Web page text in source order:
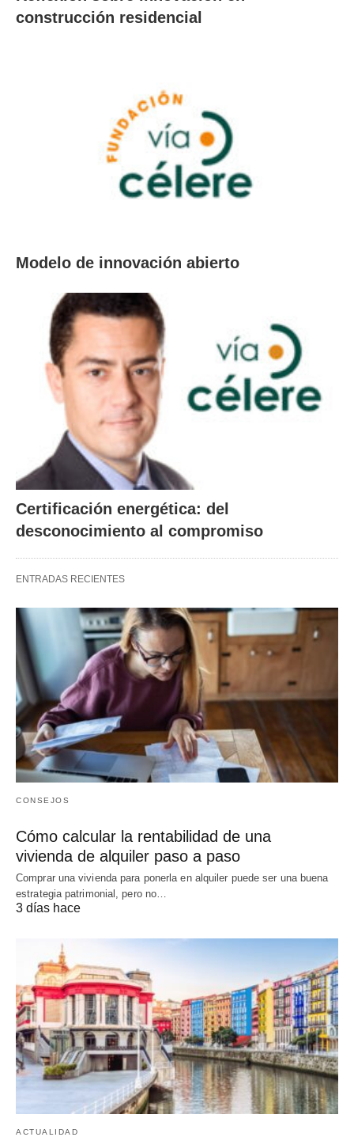
construcción residencial
Modelo de innovación abierto
Certificación energética: del
desconocimiento al compromiso
ENTRADAS RECIENTES
CONSEJOS
Cómo calcular la rentabilidad de una
vivienda de alquiler paso a paso
Comprar una vivienda para ponerla en alquiler puede ser una buena
estrategia patrimonial, pero no…
3 días hace
ACTUALIDAD